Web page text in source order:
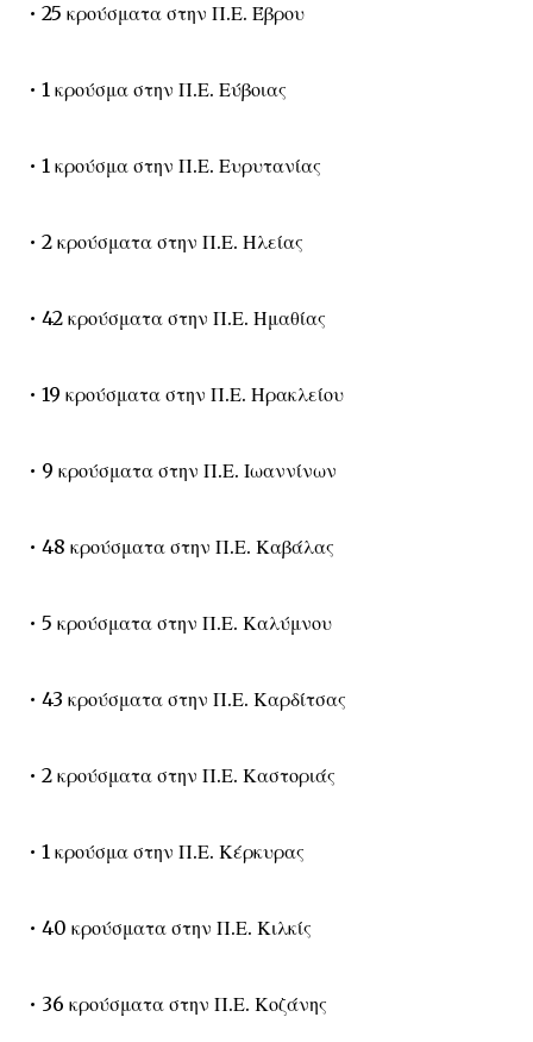
• 25 κρούσματα στην Π.Ε. Έβρου
• 1 κρούσμα στην Π.Ε. Εύβοιας
• 1 κρούσμα στην Π.Ε. Ευρυτανίας
• 2 κρούσματα στην Π.Ε. Ηλείας
• 42 κρούσματα στην Π.Ε. Ημαθίας
• 19 κρούσματα στην Π.Ε. Ηρακλείου
• 9 κρούσματα στην Π.Ε. Ιωαννίνων
• 48 κρούσματα στην Π.Ε. Καβάλας
• 5 κρούσματα στην Π.Ε. Καλύμνου
• 43 κρούσματα στην Π.Ε. Καρδίτσας
• 2 κρούσματα στην Π.Ε. Καστοριάς
• 1 κρούσμα στην Π.Ε. Κέρκυρας
• 40 κρούσματα στην Π.Ε. Κιλκίς
• 36 κρούσματα στην Π.Ε. Κοζάνης